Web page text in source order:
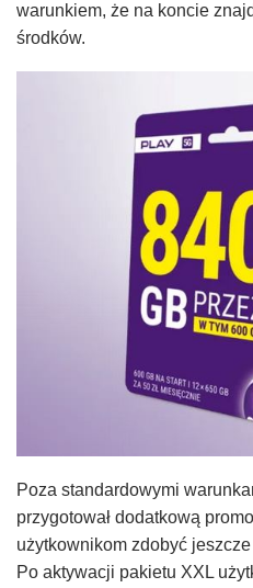
warunkiem, że na koncie
środków.
Poza standardowymi
przygotował dodatkową
użytkownikom zdobyć
Po aktywacji pakietu XXL